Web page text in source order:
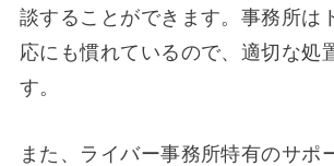
談することができます。事務所は
応にも慣れているので、適切な処
す。
また、ライバー事務所特有のサポ